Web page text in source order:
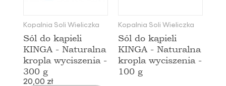
Kopalnia Soli Wieliczka
Sól do kąpieli
KINGA - Naturalna
kropla wyciszenia -
300 g
20,00 zł
Kopalnia Soli Wieliczka
Sól do kąpieli
KINGA - Naturalna
kropla wyciszenia -
100 g